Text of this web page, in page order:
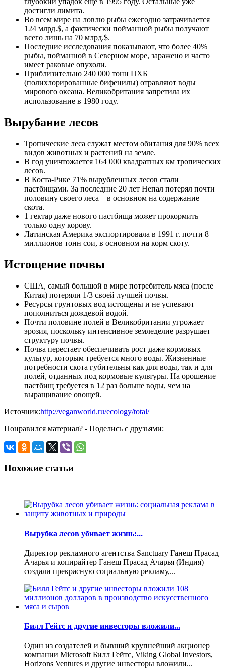
достигли лимита.
Во всем мире на ловлю рыбы ежегодно затрачивается
124 млрд.$, а фактически пойманной рыбы получают
всего лишь на 70 млрд.$.
Последние исследования показывают, что более 40%
рыбы, пойманной в Северном море, заражено и часто
имеет раковые опухоли.
Приблизительно 240 000 тонн ПХБ
(полихлорированные бифенилы) отравляют воды
мирового океана. Великобритания запретила их
использование в 1980 году.
Вырубание лесов
Тропические леса служат местом обитания для 90% всех
видов животных и растений на земле.
В год уничтожается 164 000 квадратных км тропических
лесов.
В Коста-Рике 71% вырубленных лесов стали
пастбищами. За последние 20 лет Непал потерял почти
половину своего леса – в основном на содержание
скота.
1 гектар даже нового пастбища может прокормить
только одну корову.
Латинская Америка экспортировала в 1991 г. почти 8
миллионов тонн сои, в основном на корм скоту.
Истощение почвы
США, самый большой в мире потребитель мяса (после
Китая) потеряли 1/3 своей лучшей почвы.
Ресурсы грунтовых вод истощены и не успевают
пополниться дождевой водой.
Почти половине полей в Великобритании угрожает
эрозия, поскольку интенсивное земледелие разрушает
структуру почвы.
Почва перестает обеспечивать рост даже кормовых
культур, которым требуется много воды. Жизненные
потребности скота губительны как для воды, так и для
полей, отданных под кормовые культуры. На орошение
пастбищ требуется в 12 раз больше воды, чем на
выращивание овощей.
Источник:http://veganworld.ru/ecology/total/
Понравился материал? - Поделись с друзьями:
Похожие статьи
Вырубка лесов убивает жизнь:...
Директор рекламного агентства Sanctuary Ганеш Прасад
Ачарья и копирайтер Ганеш Прасад Ачарья (Индия)
создали прекрасную социальную рекламу,...
Билл Гейтс и другие инвесторы вложили...
Один из создателей и бывший крупнейший акционер
компании Microsoft Билл Гейтс, Viking Global Investors,
Horizons Ventures и другие инвесторы вложили...